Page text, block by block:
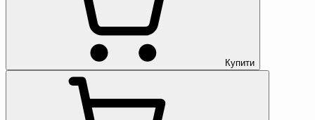
Купити